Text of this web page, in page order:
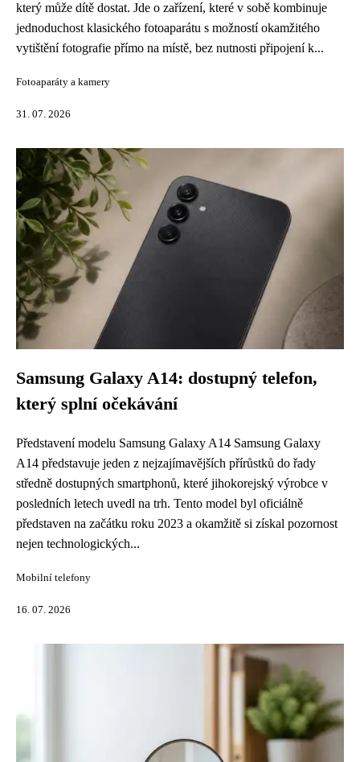
který může dítě dostat. Jde o zařízení, které v sobě kombinuje
jednoduchost klasického fotoaparátu s možností okamžitého
vytištění fotografie přímo na místě, bez nutnosti připojení k...
Fotoaparáty a kamery
31. 07. 2026
Samsung Galaxy A14: dostupný telefon,
který splní očekávání
Představení modelu Samsung Galaxy A14 Samsung Galaxy
A14 představuje jeden z nejzajímavějších přírůstků do řady
středně dostupných smartphonů, které jihokorejský výrobce v
posledních letech uvedl na trh. Tento model byl oficiálně
představen na začátku roku 2023 a okamžitě si získal pozornost
nejen technologických...
Mobilní telefony
16. 07. 2026